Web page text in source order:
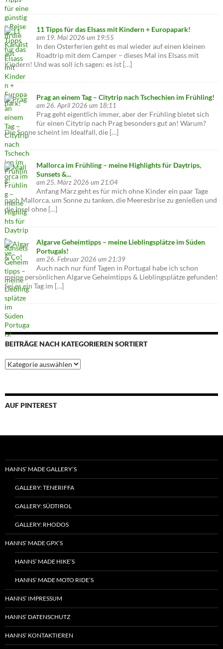
11 Tipps für das Elsass mit Kindern + Europapark!
am 19. Mai 2026 um 19:55
In den Osterferien geht es mal wieder auf einen kleinen
Roadtrip mit dem Camper – dieses Mal ins Elsass mit
Kindern! Und was soll ich sagen: es ist […]
Prag an einem Tag – Citytrip nach Tschechien im Frühling!
am 26. April 2026 um 18:11
Prag geht eigentlich immer, aber der Frühling bietet sich
für einen Citytrip nach Prag besonders gut an! Warum?
Die Sonne scheint im Idealfall, die […]
Mallorca im Frühling – meine Highlights für Daytrips,
Sunsets &...
am 25. März 2026 um 21:04
Anfang März geht es für mich ohne Kinder ein paar Tage
nach Mallorca, um Sonne zu tanken, die Meeresbrise zu genießen und
die Insel ohne […]
Algarve Geheimtipps – meine Lieblingsplätze im Süden
Portugals!
am 26. Februar 2026 um 21:39
Auch nach nur fünf Tagen in Portugal habe ich schon
meine persönlichen Algarve Geheimtipps & Lieblingsplätze gefunden!
Sei es ein Tag im […]
BEITRÄGE NACH KATEGORIEREN SORTIERT
Beiträge
nach
AUF PINTEREST
HANNS’ MADE GALLERY’S
GALLERY: TENERIFFA
GALLERY: SÜDTIROL
GALLERY: RHODOS
HANNS‘ MADE GPX’S
HANNS’ MADE HIKE’S
HANNS’ MADE MOTO RIDE’S
HANNS‘ IMPRESSUM
HANNS‘ DATENSCHUTZ
HANNS‘ KONTAKTIEREN